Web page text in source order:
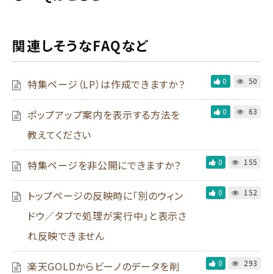
関連しそうなFAQなど
特集ページ（LP）は作成できますか？ 0 50
ポップアップ案内を表示する方法を
教えてください
0 63
特集ページを非公開にできますか？ 0 155
トップページの反映時に「別のウィン
ドウ／タブで処理が実行中」と表示さ
れ反映できません
0 152
楽天GOLDからビーノのデータを削
0 293